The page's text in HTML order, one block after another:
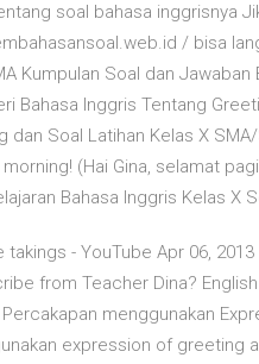
soal bahasa inggrisnya
/ bisa
Kumpulan Soal dan
Bahasa Inggris Tentang
dan Soal Latihan Kelas X
(Hai Gina, selamat
Bahasa Inggris Kelas X
- YouTube Apr 06,
from Teacher Dina?
menggunakan
expression of greeting